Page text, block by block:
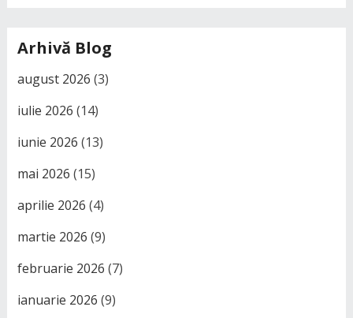
Arhivă Blog
august 2026 (3)
iulie 2026 (14)
iunie 2026 (13)
mai 2026 (15)
aprilie 2026 (4)
martie 2026 (9)
februarie 2026 (7)
ianuarie 2026 (9)